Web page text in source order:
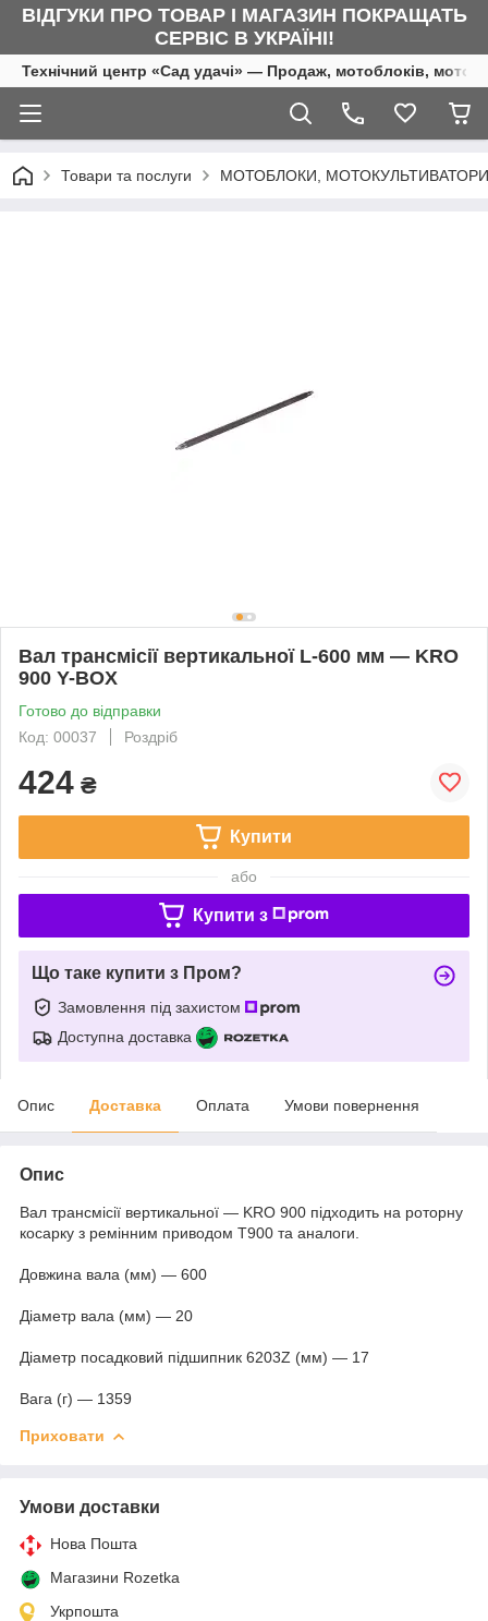
ВІДГУКИ ПРО ТОВАР І МАГАЗИН ПОКРАЩАТЬ
СЕРВІС В УКРАЇНІ!
Технічний центр «Сад удачі» — Продаж, мотоблоків,
Товари та послуги МОТОБЛОКИ,
Вал трансмісії вертикальної L-600 мм — KRO
900 Y-BOX
Готово до відправки
Код: 00037
Роздріб
424 ₴
Купити
або
Купити з
Що таке купити з Пром?
Замовлення під захистом
Доступна доставка
Опис Доставка Оплата Умови повернення
Опис
Вал трансмісії вертикальної — KRO 900 підходить на роторну
косарку з ремінним приводом Т900 та аналоги.
Довжина вала (мм) — 600
Діаметр вала (мм) — 20
Діаметр посадковий підшипник 6203Z (мм) — 17
Вага (г) — 1359
Приховати
Умови доставки
Нова Пошта
Магазини Rozetka
Укрпошта